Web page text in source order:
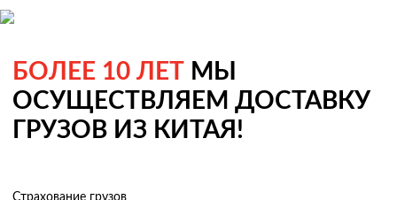
БОЛЕЕ 10 ЛЕТ МЫ
ОСУЩЕСТВЛЯЕМ ДОСТАВКУ
ГРУЗОВ ИЗ КИТАЯ!
Страхование грузов